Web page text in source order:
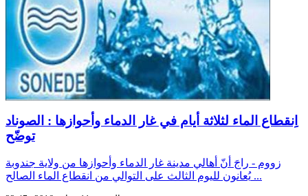
اِنقطاع الماء لثلاثة أيام في غار الدماء وأحوازها : الصوناد
توضّح
زووم - راجَ أنّ أهالي مدينة غار الدماء وأحوازها من ولاية جندوبة
يُعانون لليوم الثالث على التوالي من انقطاع الماء الصالح ...